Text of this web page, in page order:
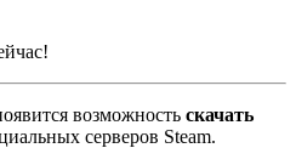
возможность скачать
серверов Steam.